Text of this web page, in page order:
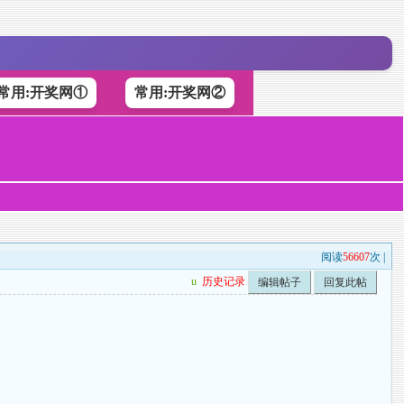
用:开奖网① 常用:开奖网②
阅读56607次 |
u 历史记录 编辑帖子 回复此帖